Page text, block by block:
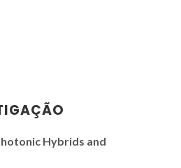
Hybrids and